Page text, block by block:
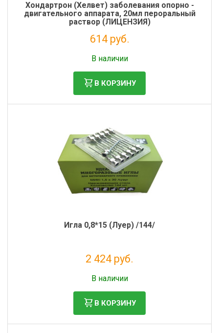
Хондартрон (Хелвет) заболевания опорно -
двигательного аппарата, 20мл пероральный
раствор (ЛИЦЕНЗИЯ)
614 руб.
В наличии
В КОРЗИНУ
Игла 0,8*15 (Луер) /144/
2 424 руб.
В наличии
В КОРЗИНУ